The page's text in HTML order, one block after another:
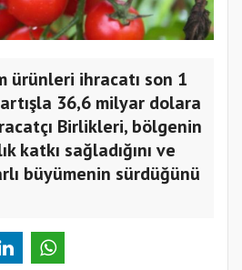
ürünleri ihracatı son 1
36,6 milyar dolara
Birlikleri, bölgenin
katkı sağladığını ve
büyümenin sürdüğünü